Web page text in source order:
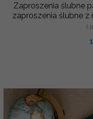
Zaproszenia ślubne
zaproszenia ślubne
(